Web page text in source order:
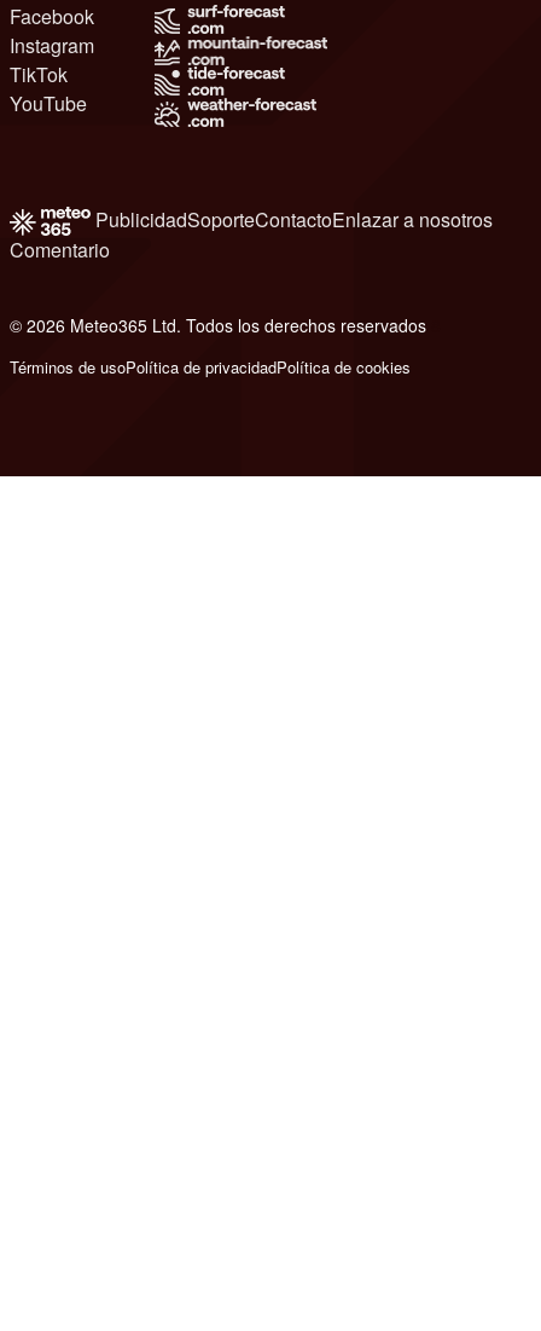
Facebook
Instagram
TikTok
YouTube
PublicidadSoporteContactoEnlazar a nosotros
Comentario
© 2026 Meteo365 Ltd. Todos los derechos reservados
Términos de usoPolítica de privacidadPolítica de cookies